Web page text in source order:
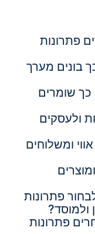
פתרונות
בונים מערך
שומרים
ולעסקים
ומשלוחים
פתרונות
ולמוסד?
פתרונות